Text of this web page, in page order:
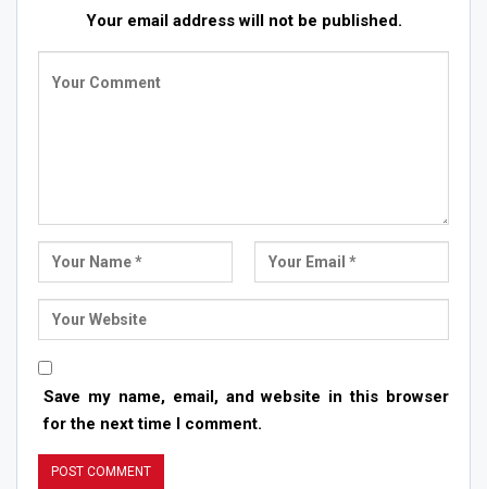
Your email address will not be published.
Save my name, email, and website in this browser
for the next time I comment.